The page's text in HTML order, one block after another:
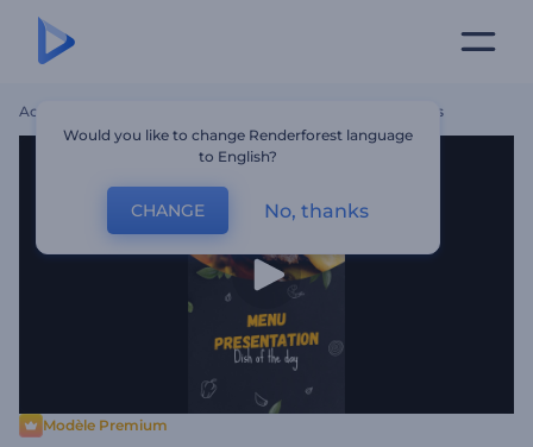
Accueil Promo - Offres Spéciales Des Restaurants
Modèle Premium
Would you like to change Renderforest language
to English?
CHANGE No, thanks